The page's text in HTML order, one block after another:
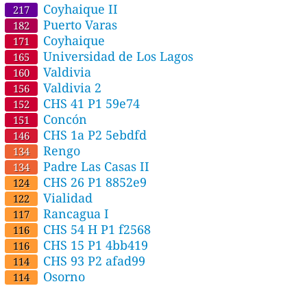
217 Coyhaique II
182 Puerto Varas
171 Coyhaique
165 Universidad de Los Lagos
160 Valdivia
156 Valdivia 2
152 CHS 41 P1 59e74
151 Concón
146 CHS 1a P2 5ebdfd
134 Rengo
134 Padre Las Casas II
124 CHS 26 P1 8852e9
122 Vialidad
117 Rancagua I
116 CHS 54 H P1 f2568
116 CHS 15 P1 4bb419
114 CHS 93 P2 afad99
114 Osorno